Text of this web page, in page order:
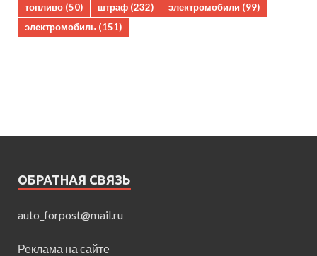
топливо (50) штраф (232) электромобили (99)
электромобиль (151)
ОБРАТНАЯ СВЯЗЬ
auto_forpost@mail.ru
Реклама на сайте